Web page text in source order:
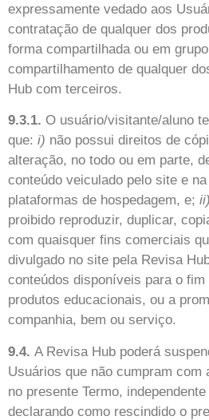
expressamente vedado aos
contratação de qualquer dos
forma compartilhada ou em
compartilhamento de qualquer
Hub com terceiros.
9.3.1. O usuário/visitante/aluno
que: i) não possui direitos de
alteração, no todo ou em parte,
conteúdo veiculado pelo site e
plataformas de hospedagem, e; ii)
proibido reproduzir, duplicar,
com quaisquer fins comerciais
divulgado no site pela Revisa
conteúdos disponíveis para o
produtos educacionais, ou a
companhia, bem ou serviço.
9.4. A Revisa Hub poderá
Usuários que não cumpram
no presente Termo,
declarando como rescindido o